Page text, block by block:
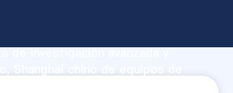
de investigación avanzada y